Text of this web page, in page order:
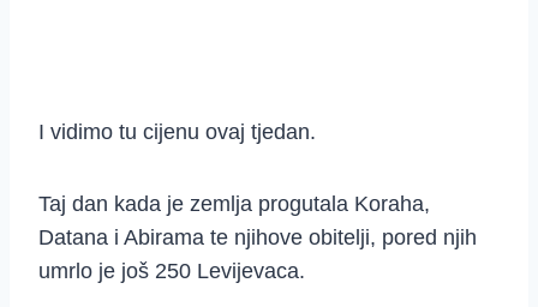
I vidimo tu cijenu ovaj tjedan.
Taj dan kada je zemlja progutala Koraha,
Datana i Abirama te njihove obitelji, pored njih
umrlo je još 250 Levijevaca.